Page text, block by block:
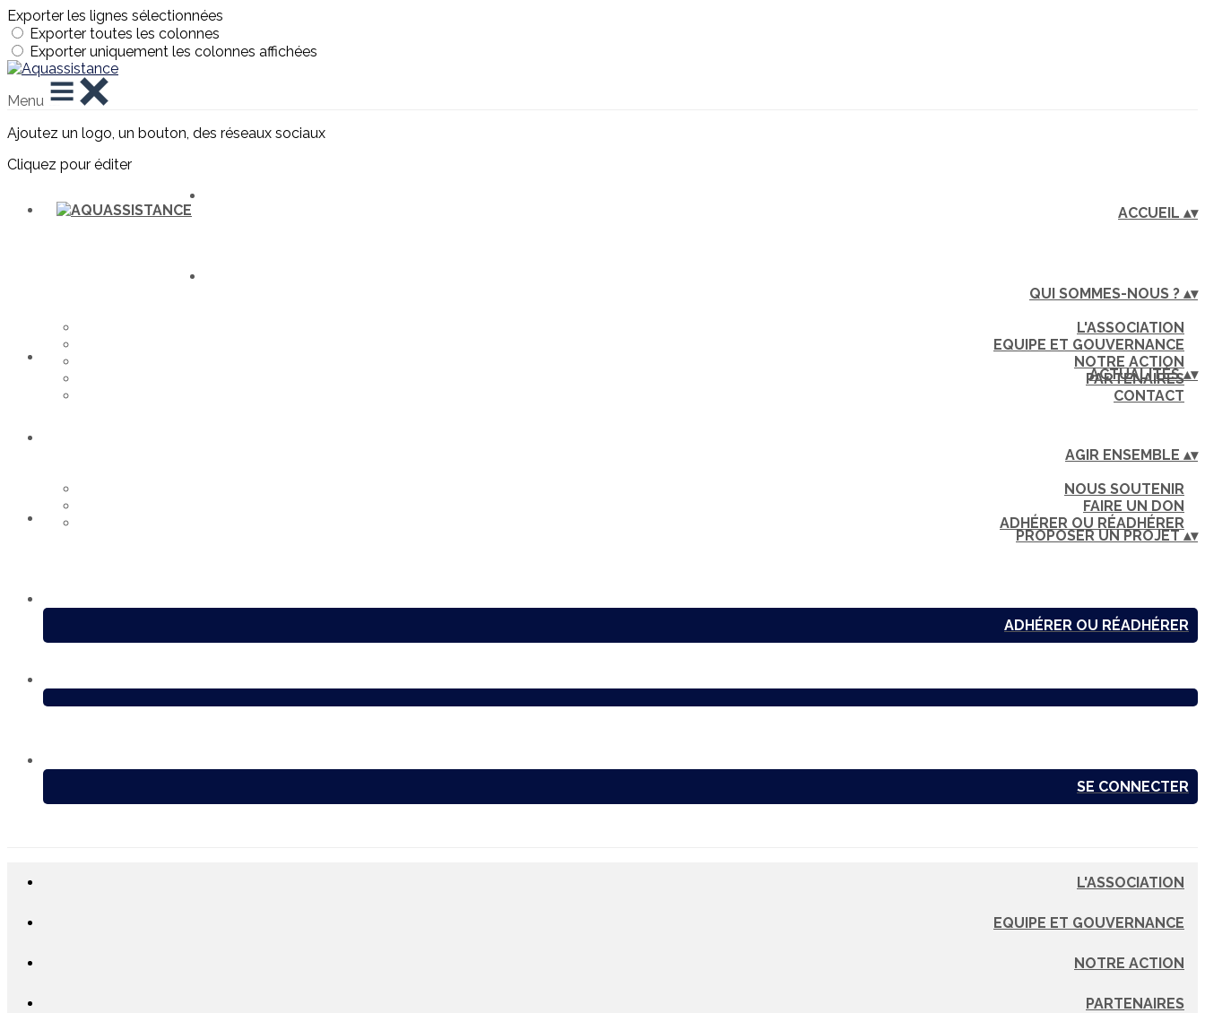
Exporter les lignes sélectionnées
Exporter toutes les colonnes
Exporter uniquement les colonnes affichées
Menu
Ajoutez un logo, un bouton, des réseaux sociaux
Cliquez pour éditer
ACCUEIL ▴▾
QUI SOMMES-NOUS ? ▴▾
L'ASSOCIATION
EQUIPE ET GOUVERNANCE
NOTRE ACTION
PARTENAIRES
CONTACT
ACTUALITÉS▴▾
AGIR ENSEMBLE ▴▾
NOUS SOUTENIR
FAIRE UN DON
ADHÉRER OU RÉADHÉRER
PROPOSER UN PROJET▴▾
ADHÉRER OU RÉADHÉRER
SE CONNECTER
L'ASSOCIATION
EQUIPE ET GOUVERNANCE
NOTRE ACTION
PARTENAIRES